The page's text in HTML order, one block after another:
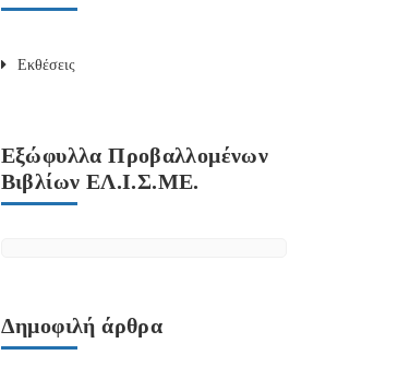
Εκθέσεις
Εξώφυλλα Προβαλλομένων
Βιβλίων ΕΛ.Ι.Σ.ΜΕ.
Δημοφιλή άρθρα